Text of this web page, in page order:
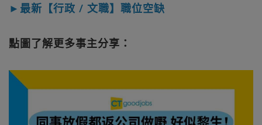
►最新【行政 / 文職】職位空缺
點圖了解更多事主分享：